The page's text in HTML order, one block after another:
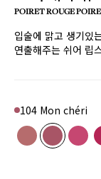
POIRET ROUGE
입술에 맑고 생기있
연출해주는 쉬어 립
Color
104 Mon chéri
103 Du matin
Product variant
104 Mon
Product
206